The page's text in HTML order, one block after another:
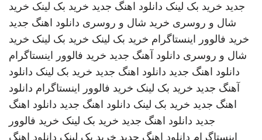
جدید خرید بک لینک دانلود اهنگ جدید خرید بک لینک خرید
شال و روسری خرید شال و روسری دانلود اهنگ جدید
خرید فالوور اینستاگرام خرید بک لینک خرید بک لینک خرید
شال و روسری دانلود آهنگ جدید خرید فالوور اینستاگرام
دانلود اهنگ جدید دانلود اهنگ جدید خرید بک لینک دانلود
آهنگ جدید خرید بک لینک خرید فالوور اینستاگرام دانلود
اهنگ جدید خرید بک لینک دانلود اهنگ جدید دانلود اهنگ
جدید دانلود اهنگ جدید خرید بک لینک خرید فالوور
اینستاگرام دانلود اهنگ جدید خرید بک لینک دانلود اهنگ